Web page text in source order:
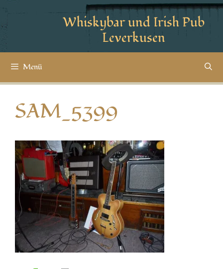
Whiskybar und Irish Pub
Leverkusen
Menü
SAM_5399